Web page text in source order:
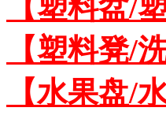
【塑料盆/
【塑料凳/
【水果盘/